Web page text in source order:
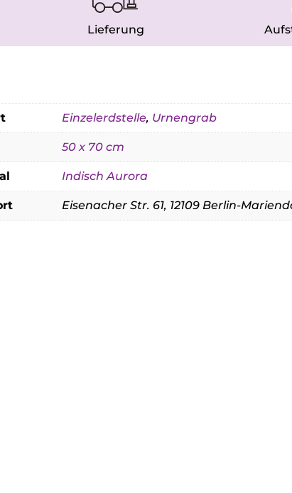
Lieferung
Einzelerdstelle, Urnengrab
50 x 70 cm
Indisch Aurora
Eisenacher Str. 61, 12109 Berlin-